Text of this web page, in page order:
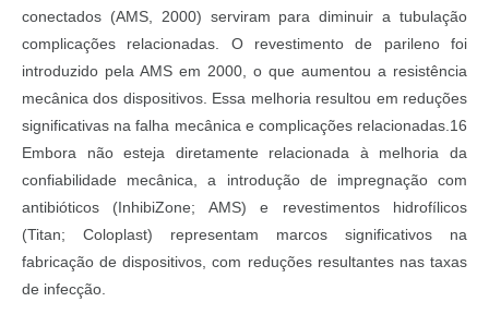
conectados (AMS, 2000) serviram para diminuir a tubulação
complicações relacionadas. O revestimento de parileno foi
introduzido pela AMS em 2000, o que aumentou a resistência
mecânica dos dispositivos. Essa melhoria resultou em reduções
significativas na falha mecânica e complicações relacionadas.16
Embora não esteja diretamente relacionada à melhoria da
confiabilidade mecânica, a introdução de impregnação com
antibióticos (InhibiZone; AMS) e revestimentos hidrofílicos
(Titan; Coloplast) representam marcos significativos na
fabricação de dispositivos, com reduções resultantes nas taxas
de infecção.